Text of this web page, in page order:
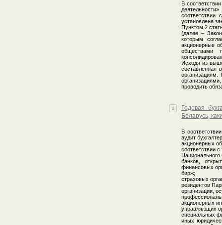
В
соответствии
установлена
Пунктом 2
(далее –
которым
акционерные
обществами
Исходя из
составленная
проводить
2
Годовая
Беларусь,
В
аудит
акционерных
соответствии
Национального
банков,
финансовых
бирж;
страховых
резидентов
организации,
акционерных
управляющих
специальных
иных